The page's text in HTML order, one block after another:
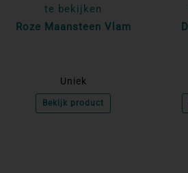
te bekijken
Roze Maansteen Vlam
Uniek
Bekijk product